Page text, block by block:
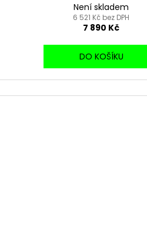
Není skladem
6 521 Kč bez DPH
7 890 Kč
DO KOŠÍKU